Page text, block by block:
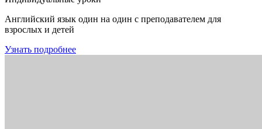
Английский язык один на один с преподавателем для
взрослых и детей
Узнать подробнее